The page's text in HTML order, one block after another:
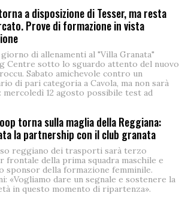
a disposizione di Tesser, ma resta
Prove di formazione in vista
di allenamenti al "Villa Granata"
Centre sotto lo sguardo attento del nuovo
Sabato amichevole contro un
di pari categoria a Cavola, ma non sarà
mercoledì 12 agosto possibile test ad
torna sulla maglia della Reggiana:
la partnership con il club granata
reggiano dei trasporti sarà terzo
frontale della prima squadra maschile e
sponsor della formazione femminile.
«Vogliamo dare un segnale e sostenere la
in questo momento di ripartenza».